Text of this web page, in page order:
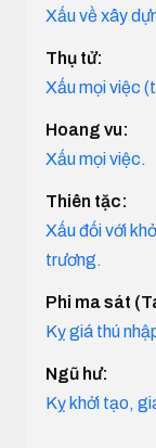
Xấu về xây
Thụ tử:
Xấu mọi việc
Hoang vu:
Xấu mọi việc.
Thiên tặc:
Xấu đối với
trương.
Phi ma sát
Kỵ giá thú
Ngũ hư:
Kỵ khởi tạo,